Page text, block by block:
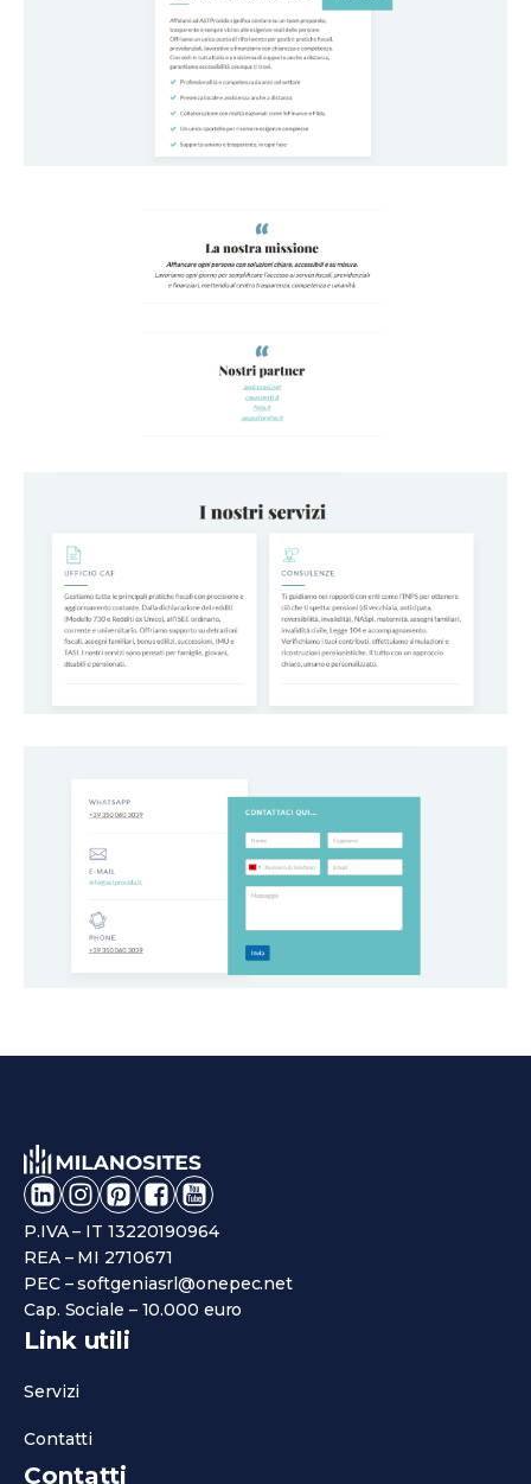
P.IVA – IT 13220190964
REA – MI 2710671
PEC – softgeniasrl@onepec.net
Cap. Sociale – 10.000 euro
Link utili
Servizi
Contatti
Contatti